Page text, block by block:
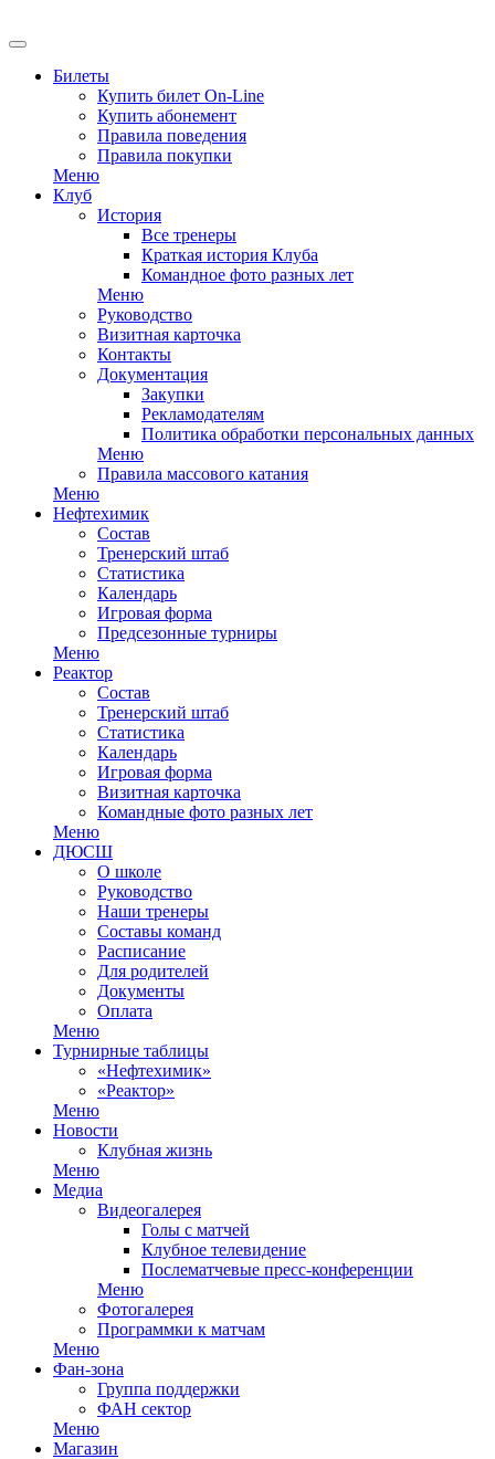
Билеты
Купить билет On-Line
Купить абонемент
Правила поведения
Правила покупки
Меню
Клуб
История
Все тренеры
Краткая история Клуба
Командное фото разных лет
Меню
Руководство
Визитная карточка
Контакты
Документация
Закупки
Рекламодателям
Политика обработки персональных данных
Меню
Правила массового катания
Меню
Нефтехимик
Состав
Тренерский штаб
Статистика
Календарь
Игровая форма
Предсезонные турниры
Меню
Реактор
Состав
Тренерский штаб
Статистика
Календарь
Игровая форма
Визитная карточка
Командные фото разных лет
Меню
ДЮСШ
О школе
Руководство
Наши тренеры
Составы команд
Расписание
Для родителей
Документы
Оплата
Меню
Турнирные таблицы
«Нефтехимик»
«Реактор»
Меню
Новости
Клубная жизнь
Меню
Медиа
Видеогалерея
Голы с матчей
Клубное телевидение
Послематчевые пресс-конференции
Меню
Фотогалерея
Программки к матчам
Меню
Фан-зона
Группа поддержки
ФАН сектор
Меню
Магазин